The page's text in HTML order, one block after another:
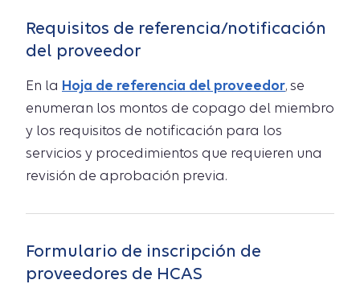
Requisitos de referencia/notificación
del proveedor
En la Hoja de referencia del proveedor, se
enumeran los montos de copago del miembro
y los requisitos de notificación para los
servicios y procedimientos que requieren una
revisión de aprobación previa.
Formulario de inscripción de
proveedores de HCAS